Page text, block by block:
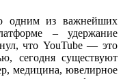
одним из важнейших
– удержание
что YouTube — это
сегодня существуют
медицина, ювелирное